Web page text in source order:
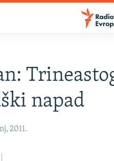
napad
2011.